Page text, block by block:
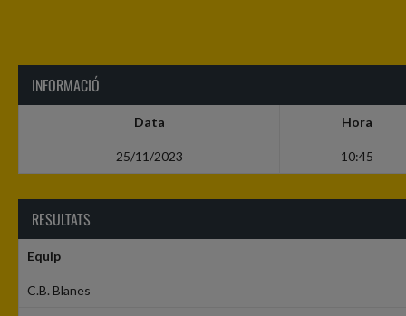
INFORMACIÓ
Data Hora
25/11/2023 10:45
RESULTATS
Equip
C.B. Blanes